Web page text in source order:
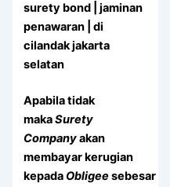
surety bond | jaminan
penawaran | di
cilandak jakarta
selatan
Apabila tidak
makaSurety
Companyakan
membayar kerugian
kepada Obligeesebesar